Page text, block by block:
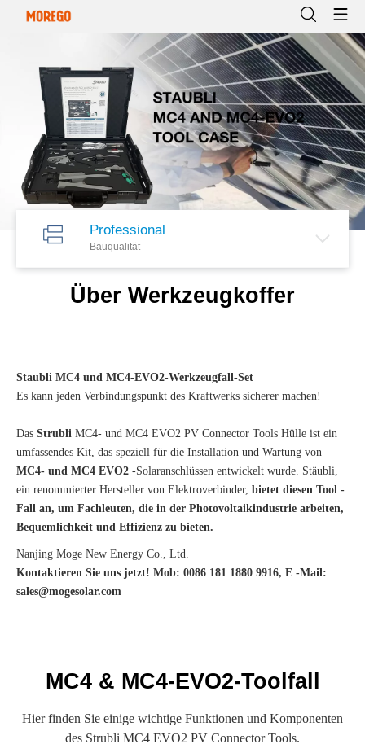
Professional
Bauqualität
Über Werkzeugkoffer
Staubli MC4 und MC4-EVO2-Werkzeugfall-Set
Es kann jeden Verbindungspunkt des Kraftwerks sicherer machen!
Das Strubli MC4- und MC4 EVO2 PV Connector Tools Hülle ist ein
umfassendes Kit, das speziell für die Installation und Wartung von
MC4- und MC4 EVO2 -Solaranschlüssen entwickelt wurde. Stäubli,
ein renommierter Hersteller von Elektroverbinder, bietet diesen Tool -
Fall an, um Fachleuten, die in der Photovoltaikindustrie arbeiten,
Bequemlichkeit und Effizienz zu bieten.
Nanjing Moge New Energy Co., Ltd.
Kontaktieren Sie uns jetzt! Mob: 0086 181 1880 9916, E -Mail:
sales@mogesolar.com
MC4 & MC4-EVO2-Toolfall
Hier finden Sie einige wichtige Funktionen und Komponenten
des Strubli MC4 EVO2 PV Connector Tools.